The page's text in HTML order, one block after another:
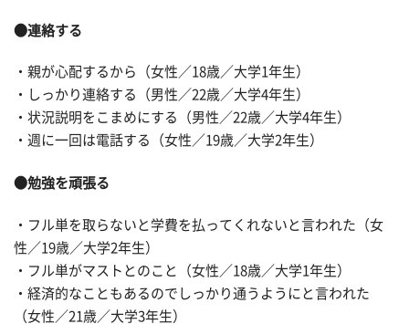
●連絡する
・親が心配するから（女性／18歳／大学1年生）
・しっかり連絡する（男性／22歳／大学4年生）
・状況説明をこまめにする（男性／22歳／大学4年生）
・週に一回は電話する（女性／19歳／大学2年生）
●勉強を頑張る
・フル単を取らないと学費を払ってくれないと言われた（女
性／19歳／大学2年生）
・フル単がマストとのこと（女性／18歳／大学1年生）
・経済的なこともあるのでしっかり通うようにと言われた
（女性／21歳／大学3年生）